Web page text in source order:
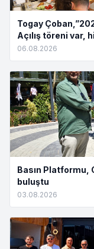
Togay
Açılış töreni var,
06.08.2026
Basın Platformu,
buluştu
03.08.2026